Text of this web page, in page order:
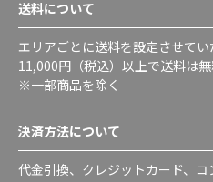
送料について
エリアごとに送料を設定させて
11,000円（税込）以上で送料は無
※一部商品を除く
決済方法について
代金引換、クレジットカード、